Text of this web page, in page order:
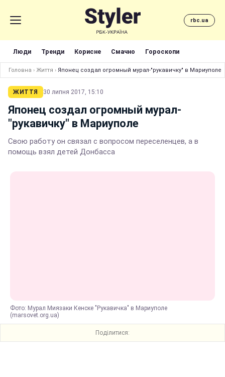
rbc.ua
Люди Тренди Корисне Смачно Гороскопи
Головна › Життя › Японец создал огромный мурал-"рукавичку" в Мариуполе
ЖИТТЯ 30 липня 2017, 15:10
Японец создал огромный мурал-
"рукавичку" в Мариуполе
Свою работу он связал с вопросом переселенцев, а в
помощь взял детей Донбасса
Фото: Мурал Миязаки Кенске "Рукавичка" в Мариуполе
(marsovet.org.ua)
Поділитися: